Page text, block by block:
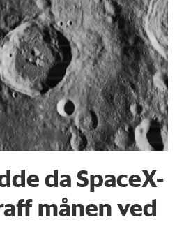
da SpaceX-
månen ved